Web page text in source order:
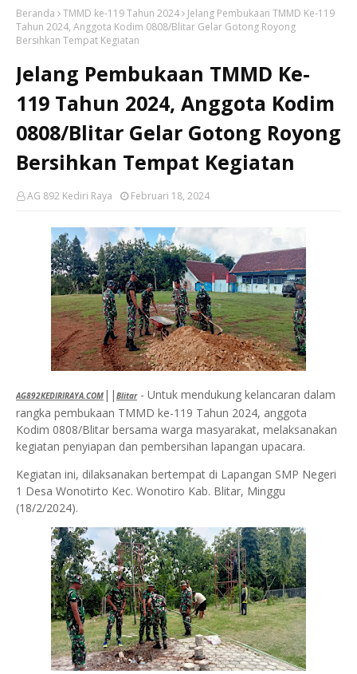
Beranda TMMD ke-119 Tahun 2024
Jelang Pembukaan TMMD Ke-119
Tahun 2024, Anggota Kodim 0808/Blitar Gelar Gotong Royong
Bersihkan Tempat Kegiatan
Jelang Pembukaan TMMD Ke-
119 Tahun 2024, Anggota Kodim
0808/Blitar Gelar Gotong Royong
Bersihkan Tempat Kegiatan
AG 892 Kediri Raya Februari 18, 2024
AG892KEDIRIRAYA.COM || Blitar- Untuk mendukung kelancaran dalam
rangka pembukaan TMMD ke-119 Tahun 2024, anggota
Kodim 0808/Blitar bersama warga masyarakat, melaksanakan
kegiatan penyiapan dan pembersihan lapangan upacara.
Kegiatan ini, dilaksanakan bertempat di Lapangan SMP Negeri
1 Desa Wonotirto Kec. Wonotiro Kab. Blitar, Minggu
(18/2/2024).